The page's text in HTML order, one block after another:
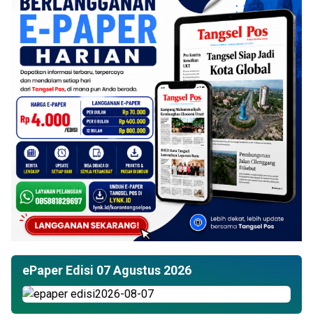
ePaper Edisi 07 Agustus 2026